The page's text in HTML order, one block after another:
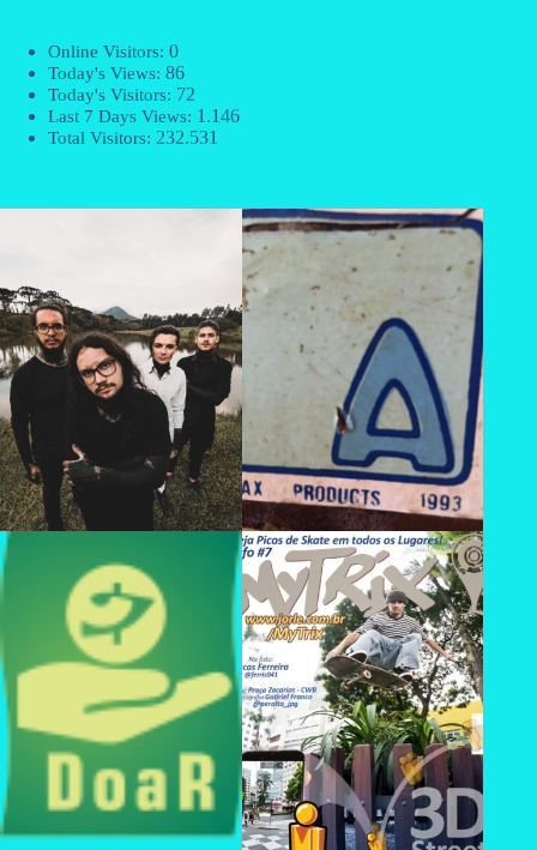
Online Visitors: 0
Today's Views: 86
Today's Visitors: 72
Last 7 Days Views: 1.146
Total Visitors: 232.531